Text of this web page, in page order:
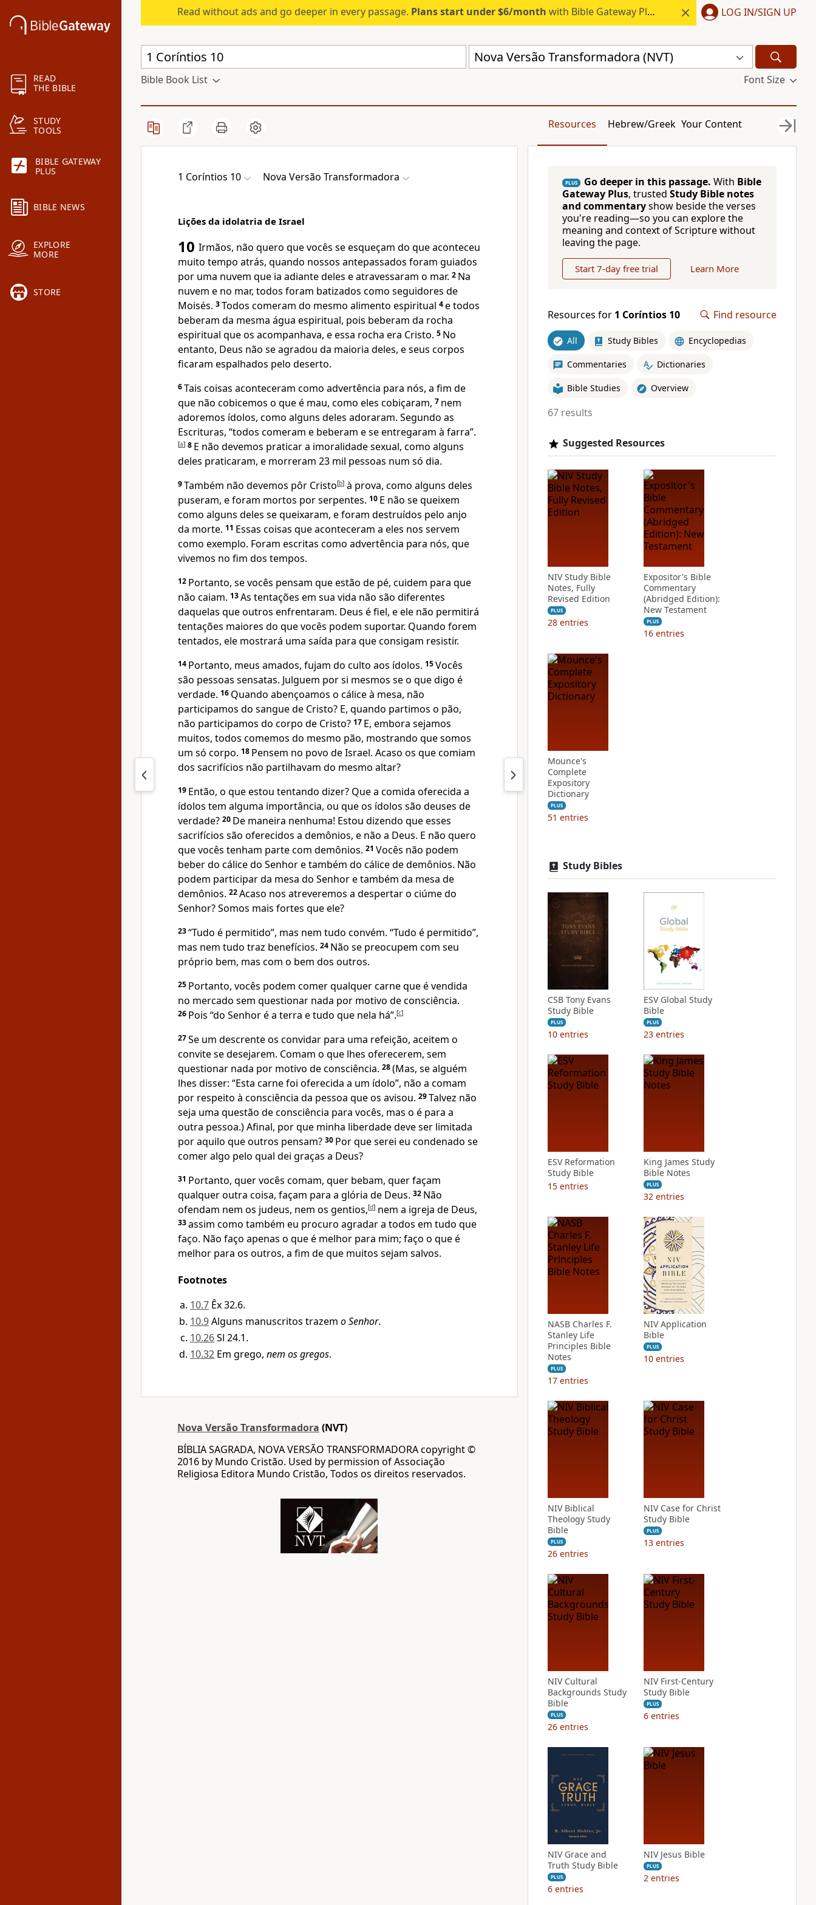
READ
THE BIBLE
STUDY
TOOLS
BIBLE GATEWAY
PLUS
BIBLE NEWS
EXPLORE
MORE
STORE
Read without ads and go deeper in every passage. Plans start under $6/month with Bible Gateway Plus. LOG IN/SIGN UP
Nova Versão Transformadora (NVT)
Bible Book List Font Size
Resources Hebrew/Greek Your Content
1 Coríntios 10 Nova Versão Transformadora
Lições da idolatria de Israel
10 Irmãos, não quero que vocês se esqueçam do que aconteceu
muito tempo atrás, quando nossos antepassados foram guiados
por uma nuvem que ia adiante deles e atravessaram o mar. 2 Na
nuvem e no mar, todos foram batizados como seguidores de
Moisés. 3Todos comeram do mesmo alimento espiritual 4e todos
beberam da mesma água espiritual, pois beberam da rocha
espiritual que os acompanhava, e essa rocha era Cristo. 5 No
entanto, Deus não se agradou da maioria deles, e seus corpos
ficaram espalhados pelo deserto.
6Tais coisas aconteceram como advertência para nós, a fim de
que não cobicemos o que é mau, como eles cobiçaram, 7 nem
adoremos ídolos, como alguns deles adoraram. Segundo as
Escrituras, “todos comeram e beberam e se entregaram à farra”.
[a] 8 E não devemos praticar a imoralidade sexual, como alguns
deles praticaram, e morreram 23 mil pessoas num só dia.
9Também não devemos pôr Cristo[b] à prova, como alguns deles
puseram, e foram mortos por serpentes. 10 E não se queixem
como alguns deles se queixaram, e foram destruídos pelo anjo
da morte. 11 Essas coisas que aconteceram a eles nos servem
como exemplo. Foram escritas como advertência para nós, que
vivemos no fim dos tempos.
12 Portanto, se vocês pensam que estão de pé, cuidem para que
não caiam. 13As tentações em sua vida não são diferentes
daquelas que outros enfrentaram. Deus é fiel, e ele não permitirá
tentações maiores do que vocês podem suportar. Quando forem
tentados, ele mostrará uma saída para que consigam resistir.
14 Portanto, meus amados, fujam do culto aos ídolos. 15Vocês
são pessoas sensatas. Julguem por si mesmos se o que digo é
verdade. 16 Quando abençoamos o cálice à mesa, não
participamos do sangue de Cristo? E, quando partimos o pão,
não participamos do corpo de Cristo? 17 E, embora sejamos
muitos, todos comemos do mesmo pão, mostrando que somos
um só corpo. 18 Pensem no povo de Israel. Acaso os que comiam
dos sacrifícios não partilhavam do mesmo altar?
19 Então, o que estou tentando dizer? Que a comida oferecida a
ídolos tem alguma importância, ou que os ídolos são deuses de
verdade? 20 De maneira nenhuma! Estou dizendo que esses
sacrifícios são oferecidos a demônios, e não a Deus. E não quero
que vocês tenham parte com demônios. 21 Vocês não podem
beber do cálice do Senhor e também do cálice de demônios. Não
podem participar da mesa do Senhor e também da mesa de
demônios. 22Acaso nos atreveremos a despertar o ciúme do
Senhor? Somos mais fortes que ele?
23“Tudo é permitido”, mas nem tudo convém. “Tudo é permitido”,
mas nem tudo traz benefícios. 24 Não se preocupem com seu
próprio bem, mas com o bem dos outros.
25 Portanto, vocês podem comer qualquer carne que é vendida
no mercado sem questionar nada por motivo de consciência.
26 Pois “do Senhor é a terra e tudo que nela há”.[c]
27Se um descrente os convidar para uma refeição, aceitem o
convite se desejarem. Comam o que lhes oferecerem, sem
questionar nada por motivo de consciência. 28(Mas, se alguém
lhes disser: “Esta carne foi oferecida a um ídolo”, não a comam
por respeito à consciência da pessoa que os avisou. 29Talvez não
seja uma questão de consciência para vocês, mas o é para a
outra pessoa.) Afinal, por que minha liberdade deve ser limitada
por aquilo que outros pensam? 30 Por que serei eu condenado se
comer algo pelo qual dei graças a Deus?
31 Portanto, quer vocês comam, quer bebam, quer façam
qualquer outra coisa, façam para a glória de Deus. 32 Não
ofendam nem os judeus, nem os gentios,[d] nem a igreja de Deus,
33assim como também eu procuro agradar a todos em tudo que
faço. Não faço apenas o que é melhor para mim; faço o que é
melhor para os outros, a fim de que muitos sejam salvos.
Footnotes
10.7 Êx 32.6.
10.9Alguns manuscritos trazem o Senhor.
10.26Sl 24.1.
10.32 Em grego, nem os gregos.
Nova Versão Transformadora (NVT)
BÍBLIA SAGRADA, NOVA VERSÃO TRANSFORMADORA copyright ©
2016 by Mundo Cristão. Used by permission of Associação
Religiosa Editora Mundo Cristão, Todos os direitos reservados.
PLUS Go deeper in this passage. With Bible
Gateway Plus, trusted Study Bible notes
and commentaryshow beside the verses
you're reading—so you can explore the
meaning and context of Scripture without
leaving the page.
Start 7-day free trial Learn More
Resources for 1 Coríntios 10 Find resource
All Study Bibles Encyclopedias
Commentaries Dictionaries
Bible Studies Overview
67 results
Suggested Resources
NIV Study Bible
Notes, Fully
Revised Edition
PLUS
28 entries
Expositor's Bible
Commentary
(Abridged Edition):
New Testament
PLUS
16 entries
Mounce's
Complete
Expository
Dictionary
PLUS
51 entries
Study Bibles
CSB Tony Evans
Study Bible
PLUS
10 entries
ESV Global Study
Bible
PLUS
23 entries
ESV Reformation
Study Bible
15 entries
King James Study
Bible Notes
PLUS
32 entries
NASB Charles F.
Stanley Life
Principles Bible
Notes
PLUS
17 entries
NIV Application
Bible
PLUS
10 entries
NIV Biblical
Theology Study
Bible
PLUS
26 entries
NIV Case for Christ
Study Bible
PLUS
13 entries
NIV Cultural
Backgrounds Study
Bible
PLUS
26 entries
NIV First-Century
Study Bible
PLUS
6 entries
NIV Grace and
Truth Study Bible
PLUS
6 entries
NIV Jesus Bible
PLUS
2 entries